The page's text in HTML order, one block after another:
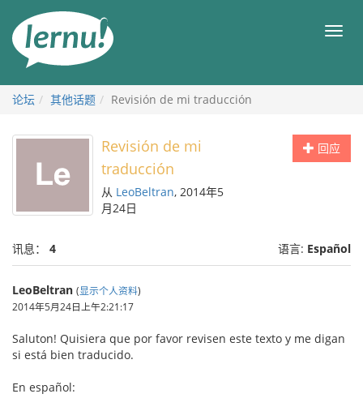
目
论坛 其他话题 Revisión de mi traducción
回应
Revisión de mi
traducción
从 LeoBeltran, 2014年5
月24日
讯息： 4 语言: Español
LeoBeltran (显示个人资料)
2014年5月24日上午2:21:17
Saluton! Quisiera que por favor revisen este texto y me digan
si está bien traducido.
En español: